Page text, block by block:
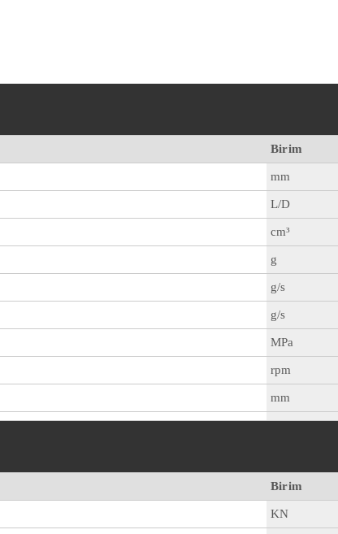
Birim
mm
L/D
cm³
g
g/s
g/s
MPa
rpm
mm
Birim
KN